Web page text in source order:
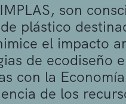
son
plástico
el impacto
de ecodiseño
con la
de los